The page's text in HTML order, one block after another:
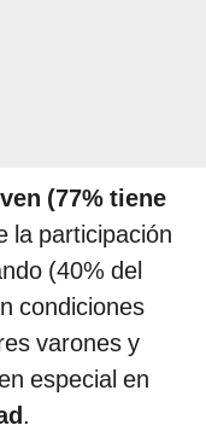
(77% tiene
la participación
(40% del
condiciones
varones y
especial en
.